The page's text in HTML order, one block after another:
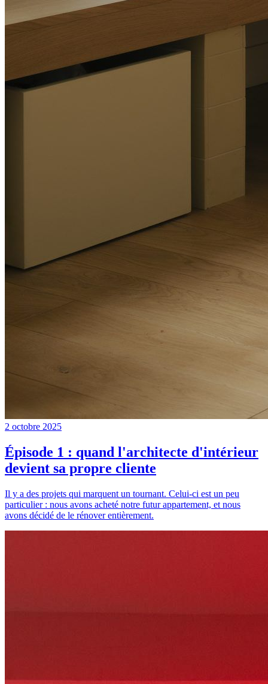
2 octobre 2025
Épisode 1 : quand l'architecte d'intérieur
devient sa propre cliente
Il y a des projets qui marquent un tournant. Celui-ci est un peu
particulier : nous avons acheté notre futur appartement, et nous
avons décidé de le rénover entièrement.